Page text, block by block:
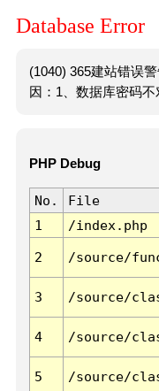
Database Error
(1040) 365建站错误
因：1、数据库密码不
PHP Debug
No. File
1
/index.php
2 /source/
3 /source/
4 /source/
5 /source/